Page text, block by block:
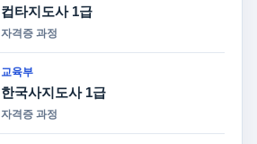
컵타지도사 1급
자격증 과정
교육부
한국사지도사 1급
자격증 과정